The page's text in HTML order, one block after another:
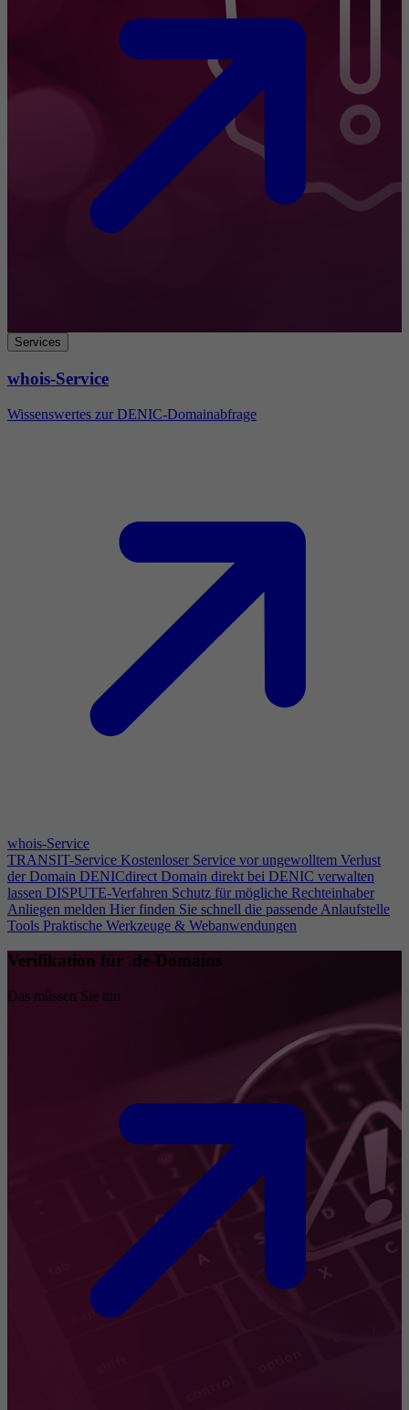
Services
whois-Service
Wissenswertes zur DENIC-Domainabfrage
whois-Service
TRANSIT-Service Kostenloser Service vor ungewolltem Verlust
der Domain DENICdirect Domain direkt bei DENIC verwalten
lassen DISPUTE-Verfahren Schutz für mögliche Rechteinhaber
Anliegen melden Hier finden Sie schnell die passende Anlaufstelle
Tools Praktische Werkzeuge & Webanwendungen
Verifikation für .de-Domains
Das müssen Sie tun